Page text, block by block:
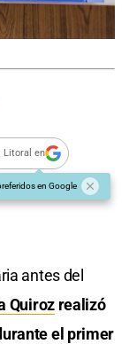
Litoral en
en Google
antes del
Quirozrealizó
el primer